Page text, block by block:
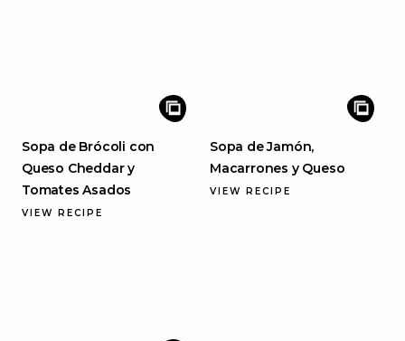
Sopa de Brócoli con
Queso Cheddar y
Tomates Asados
VIEW RECIPE
Sopa de Jamón,
Macarrones y Queso
VIEW RECIPE